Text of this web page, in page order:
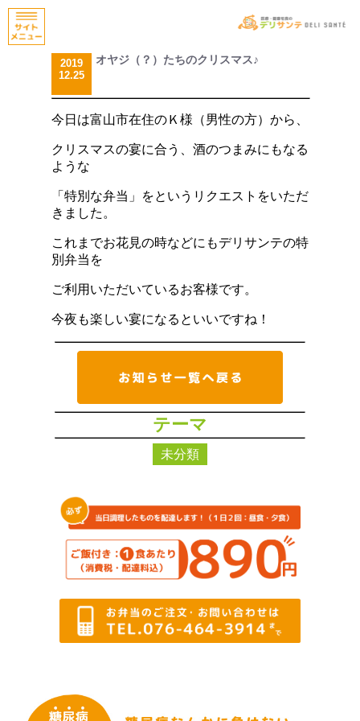
2019
12.25
オヤジ（？）たちのクリスマス♪
今日は富山市在住のＫ様（男性の方）から、
クリスマスの宴に合う、酒のつまみにもなる
ような
「特別な弁当」をというリクエストをいただ
きました。
これまでお花見の時などにもデリサンテの特
別弁当を
ご利用いただいているお客様です。
今夜も楽しい宴になるといいですね！
テーマ
未分類